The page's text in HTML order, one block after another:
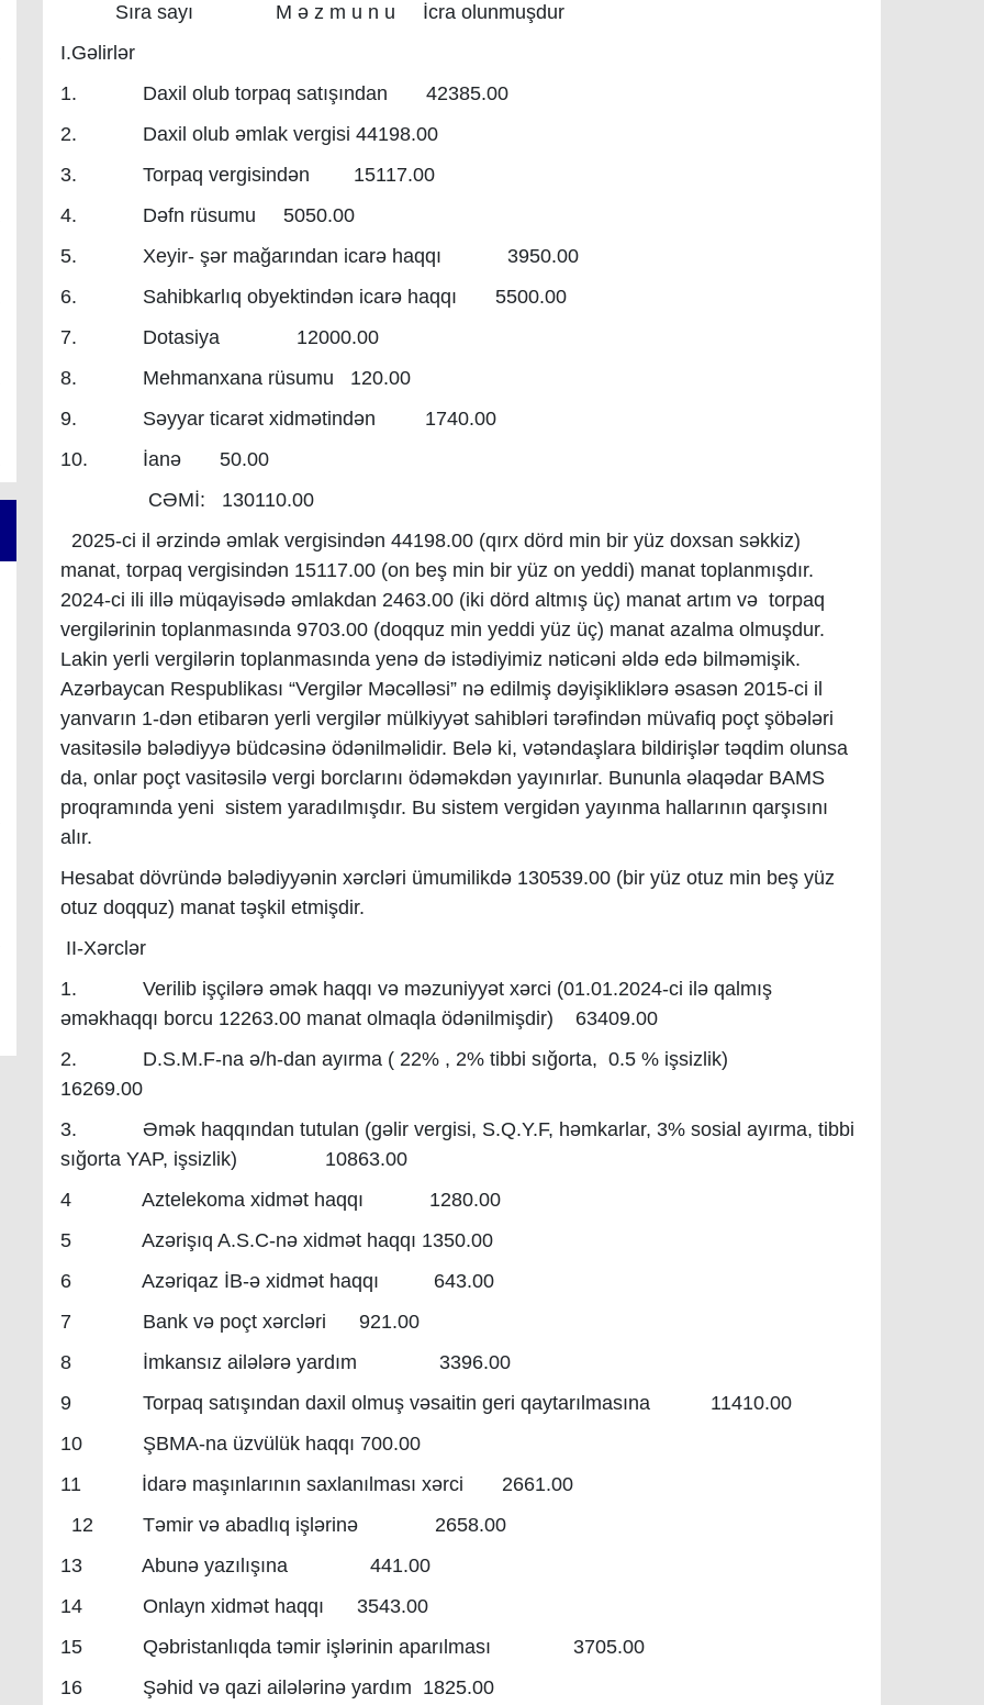
Sıra sayı M ə z m u n u İcra olunmuşdur
I.Gəlirlər
1. Daxil olub torpaq satışından 42385.00
2. Daxil olub əmlak vergisi 44198.00
3. Torpaq vergisindən 15117.00
4. Dəfn rüsumu 5050.00
5. Xeyir- şər mağarından icarə haqqı 3950.00
6. Sahibkarlıq obyektindən icarə haqqı 5500.00
7. Dotasiya 12000.00
8. Mehmanxana rüsumu 120.00
9. Səyyar ticarət xidmətindən 1740.00
10. İanə 50.00
CƏMİ: 130110.00
2025-ci il ərzində əmlak vergisindən 44198.00 (qırx dörd min bir yüz doxsan səkkiz)
manat, torpaq vergisindən 15117.00 (on beş min bir yüz on yeddi) manat toplanmışdır.
2024-ci ili illə müqayisədə əmlakdan 2463.00 (iki dörd altmış üç) manat artım və torpaq
vergilərinin toplanmasında 9703.00 (doqquz min yeddi yüz üç) manat azalma olmuşdur.
Lakin yerli vergilərin toplanmasında yenə də istədiyimiz nəticəni əldə edə bilməmişik.
Azərbaycan Respublikası “Vergilər Məcəlləsi” nə edilmiş dəyişikliklərə əsasən 2015-ci il
yanvarın 1-dən etibarən yerli vergilər mülkiyyət sahibləri tərəfindən müvafiq poçt şöbələri
vasitəsilə bələdiyyə büdcəsinə ödənilməlidir. Belə ki, vətəndaşlara bildirişlər təqdim olunsa
da, onlar poçt vasitəsilə vergi borclarını ödəməkdən yayınırlar. Bununla əlaqədar BAMS
proqramında yeni sistem yaradılmışdır. Bu sistem vergidən yayınma hallarının qarşısını
alır.
Hesabat dövründə bələdiyyənin xərcləri ümumilikdə 130539.00 (bir yüz otuz min beş yüz
otuz doqquz) manat təşkil etmişdir.
II-Xərclər
1. Verilib işçilərə əmək haqqı və məzuniyyət xərci (01.01.2024-ci ilə qalmış
əməkhaqqı borcu 12263.00 manat olmaqla ödənilmişdir) 63409.00
2. D.S.M.F-na ə/h-dan ayırma ( 22% , 2% tibbi sığorta, 0.5 % işsizlik)
16269.00
3. Əmək haqqından tutulan (gəlir vergisi, S.Q.Y.F, həmkarlar, 3% sosial ayırma, tibbi
sığorta YAP, işsizlik) 10863.00
4 Aztelekoma xidmət haqqı 1280.00
5 Azərişıq A.S.C-nə xidmət haqqı 1350.00
6 Azəriqaz İB-ə xidmət haqqı 643.00
7 Bank və poçt xərcləri 921.00
8 İmkansız ailələrə yardım 3396.00
9 Torpaq satışından daxil olmuş vəsaitin geri qaytarılmasına 11410.00
10 ŞBMA-na üzvülük haqqı 700.00
11 İdarə maşınlarının saxlanılması xərci 2661.00
12 Təmir və abadlıq işlərinə 2658.00
13 Abunə yazılışına 441.00
14 Onlayn xidmət haqqı 3543.00
15 Qəbristanlıqda təmir işlərinin aparılması 3705.00
16 Şəhid və qazi ailələrinə yardım 1825.00